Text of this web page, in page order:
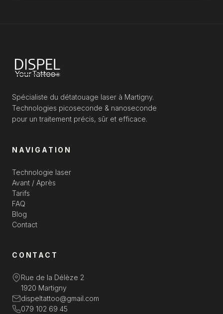
Spécialiste du détatouage laser à Martigny.
Technologies picoseconde & nanoseconde
pour un traitement précis, sûr et efficace.
NAVIGATION
Technologie laser
Avant / Après
Tarifs
FAQ
Blog
Contact
CONTACT
Rue de la Délèze 2
1920 Martigny
dispeltattoo@gmail.com
079 102 69 45